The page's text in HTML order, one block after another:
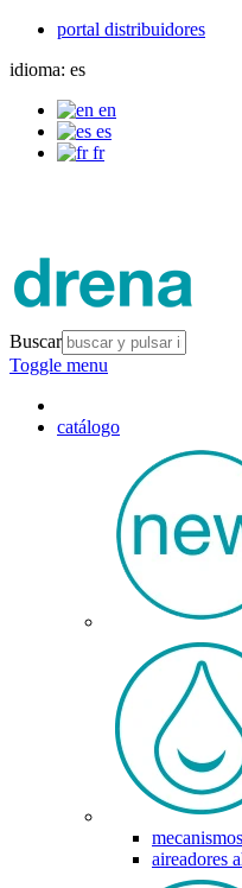
portal distribuidores
idioma: es
en
es
fr
Buscar
Toggle menu
catálogo
aireadores